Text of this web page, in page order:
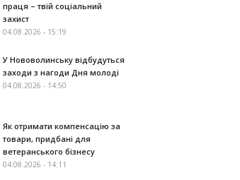
праця – твій соціальний
захист
04.08.2026 - 15:19
У Нововолинську відбудуться
заходи з нагоди Дня молоді
04.08.2026 - 14:50
Як отримати компенсацію за
товари, придбані для
ветеранського бізнесу
04.08.2026 - 14:11